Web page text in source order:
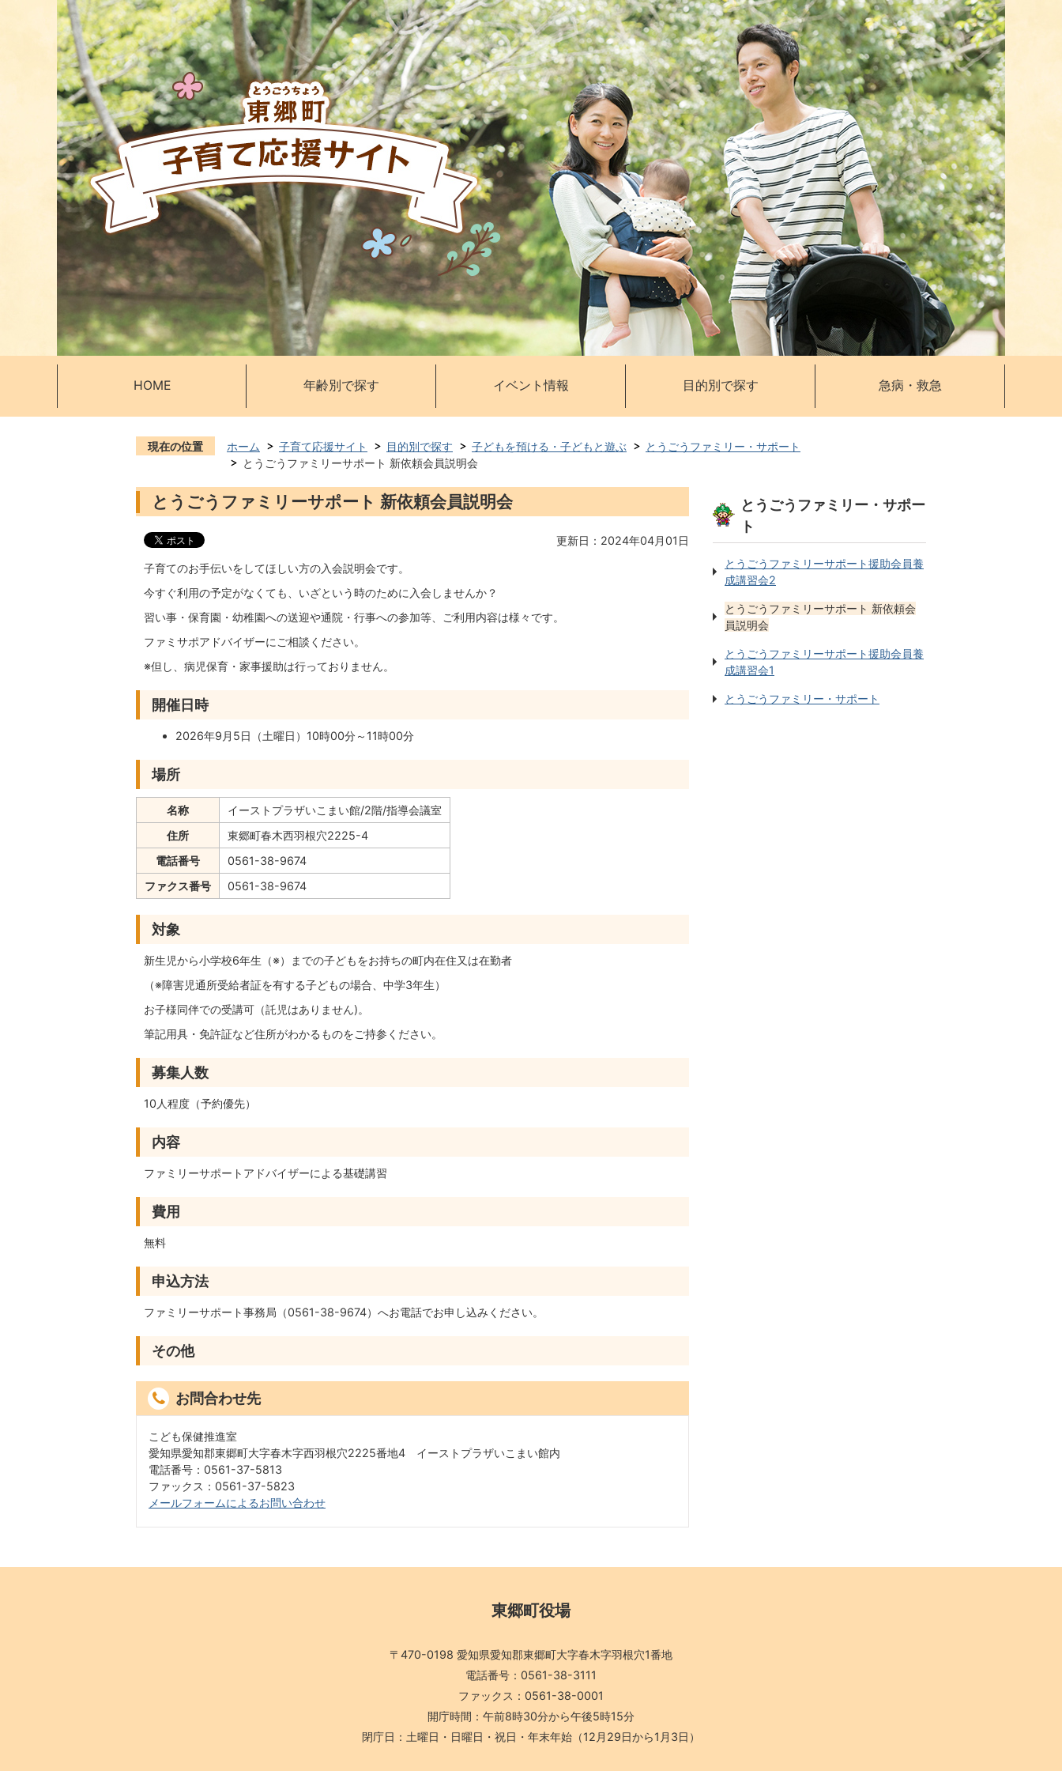
HOME 年齢別で探す イベント情報 目的別で探す 急病・救急
現在の位置 ホーム 子育て応援サイト 目的別で探す 子どもを預ける・子どもと遊ぶ
とうごうファミリー・サポート
とうごうファミリーサポート 新依頼会員説明会
とうごうファミリーサポート 新依頼会員説明会
更新日：2024年04月01日
子育てのお手伝いをしてほしい方の入会説明会です。
今すぐ利用の予定がなくても、いざという時のために入会しませんか？
習い事・保育園・幼稚園への送迎や通院・行事への参加等、ご利用内容は様々です。
ファミサポアドバイザーにご相談ください。
※但し、病児保育・家事援助は行っておりません。
開催日時
2026年9月5日（土曜日）10時00分～11時00分
場所
名称
イーストプラザいこまい館/2階/指導会議室
住所
東郷町春木西羽根穴2225-4
電話番号
0561-38-9674
ファクス番号
0561-38-9674
対象
新生児から小学校6年生（※）までの子どもをお持ちの町内在住又は在勤者
（※障害児通所受給者証を有する子どもの場合、中学3年生）
お子様同伴での受講可（託児はありません)。
筆記用具・免許証など住所がわかるものをご持参ください。
募集人数
10人程度（予約優先）
内容
ファミリーサポートアドバイザーによる基礎講習
費用
無料
申込方法
ファミリーサポート事務局（0561-38-9674）へお電話でお申し込みください。
その他
お問合わせ先
こども保健推進室
愛知県愛知郡東郷町大字春木字西羽根穴2225番地4 イーストプラザいこまい館内
電話番号：0561-37-5813
ファックス：0561-37-5823
メールフォームによるお問い合わせ
とうごうファミリー・サポー
ト
とうごうファミリーサポート援助会員養
成講習会2
とうごうファミリーサポート 新依頼会
員説明会
とうごうファミリーサポート援助会員養
成講習会1
とうごうファミリー・サポート
東郷町役場
〒470-0198 愛知県愛知郡東郷町大字春木字羽根穴1番地
電話番号：0561-38-3111
ファックス：0561-38-0001
開庁時間：午前8時30分から午後5時15分
閉庁日：土曜日・日曜日・祝日・年末年始 （12月29日から1月3日）